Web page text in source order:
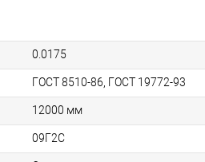
0.0175
ГОСТ 8510-86, ГОСТ 19772-93
12000 мм
09Г2С